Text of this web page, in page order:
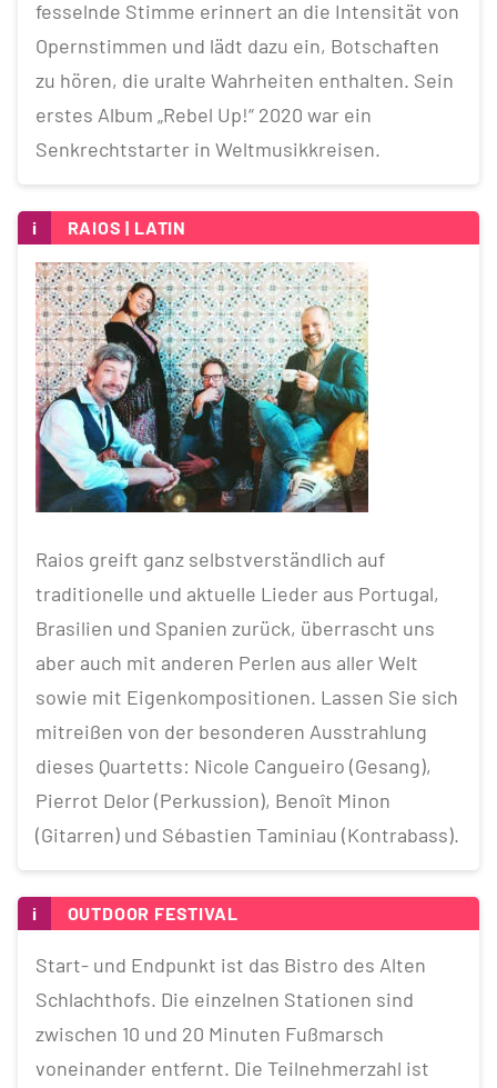
fesselnde Stimme erinnert an die Intensität von
Opernstimmen und lädt dazu ein, Botschaften
zu hören, die uralte Wahrheiten enthalten. Sein
erstes Album „Rebel Up!“ 2020 war ein
Senkrechtstarter in Weltmusikkreisen.
i RAIOS | LATIN
Raios greift ganz selbstverständlich auf
traditionelle und aktuelle Lieder aus Portugal,
Brasilien und Spanien zurück, überrascht uns
aber auch mit anderen Perlen aus aller Welt
sowie mit Eigenkompositionen. Lassen Sie sich
mitreißen von der besonderen Ausstrahlung
dieses Quartetts: Nicole Cangueiro (Gesang),
Pierrot Delor (Perkussion), Benoît Minon
(Gitarren) und Sébastien Taminiau (Kontrabass).
i OUTDOOR FESTIVAL
Start- und Endpunkt ist das Bistro des Alten
Schlachthofs. Die einzelnen Stationen sind
zwischen 10 und 20 Minuten Fußmarsch
voneinander entfernt. Die Teilnehmerzahl ist